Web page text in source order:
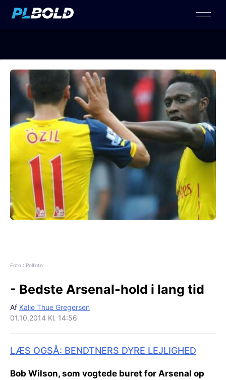
Foto : Polfoto
- Bedste Arsenal-hold i lang tid
Af Kalle Thue Gregersen
01.10.2014 Kl. 14:56
LÆS OGSÅ: BENDTNERS DYRE LEJLIGHED
Bob Wilson, som vogtede buret for Arsenal op